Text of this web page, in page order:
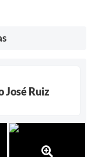
José Ruiz